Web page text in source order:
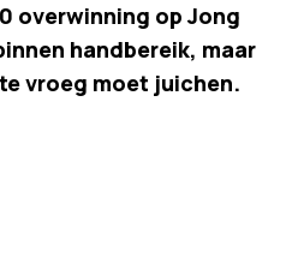
overwinning op Jong
handbereik, maar
vroeg moet juichen.